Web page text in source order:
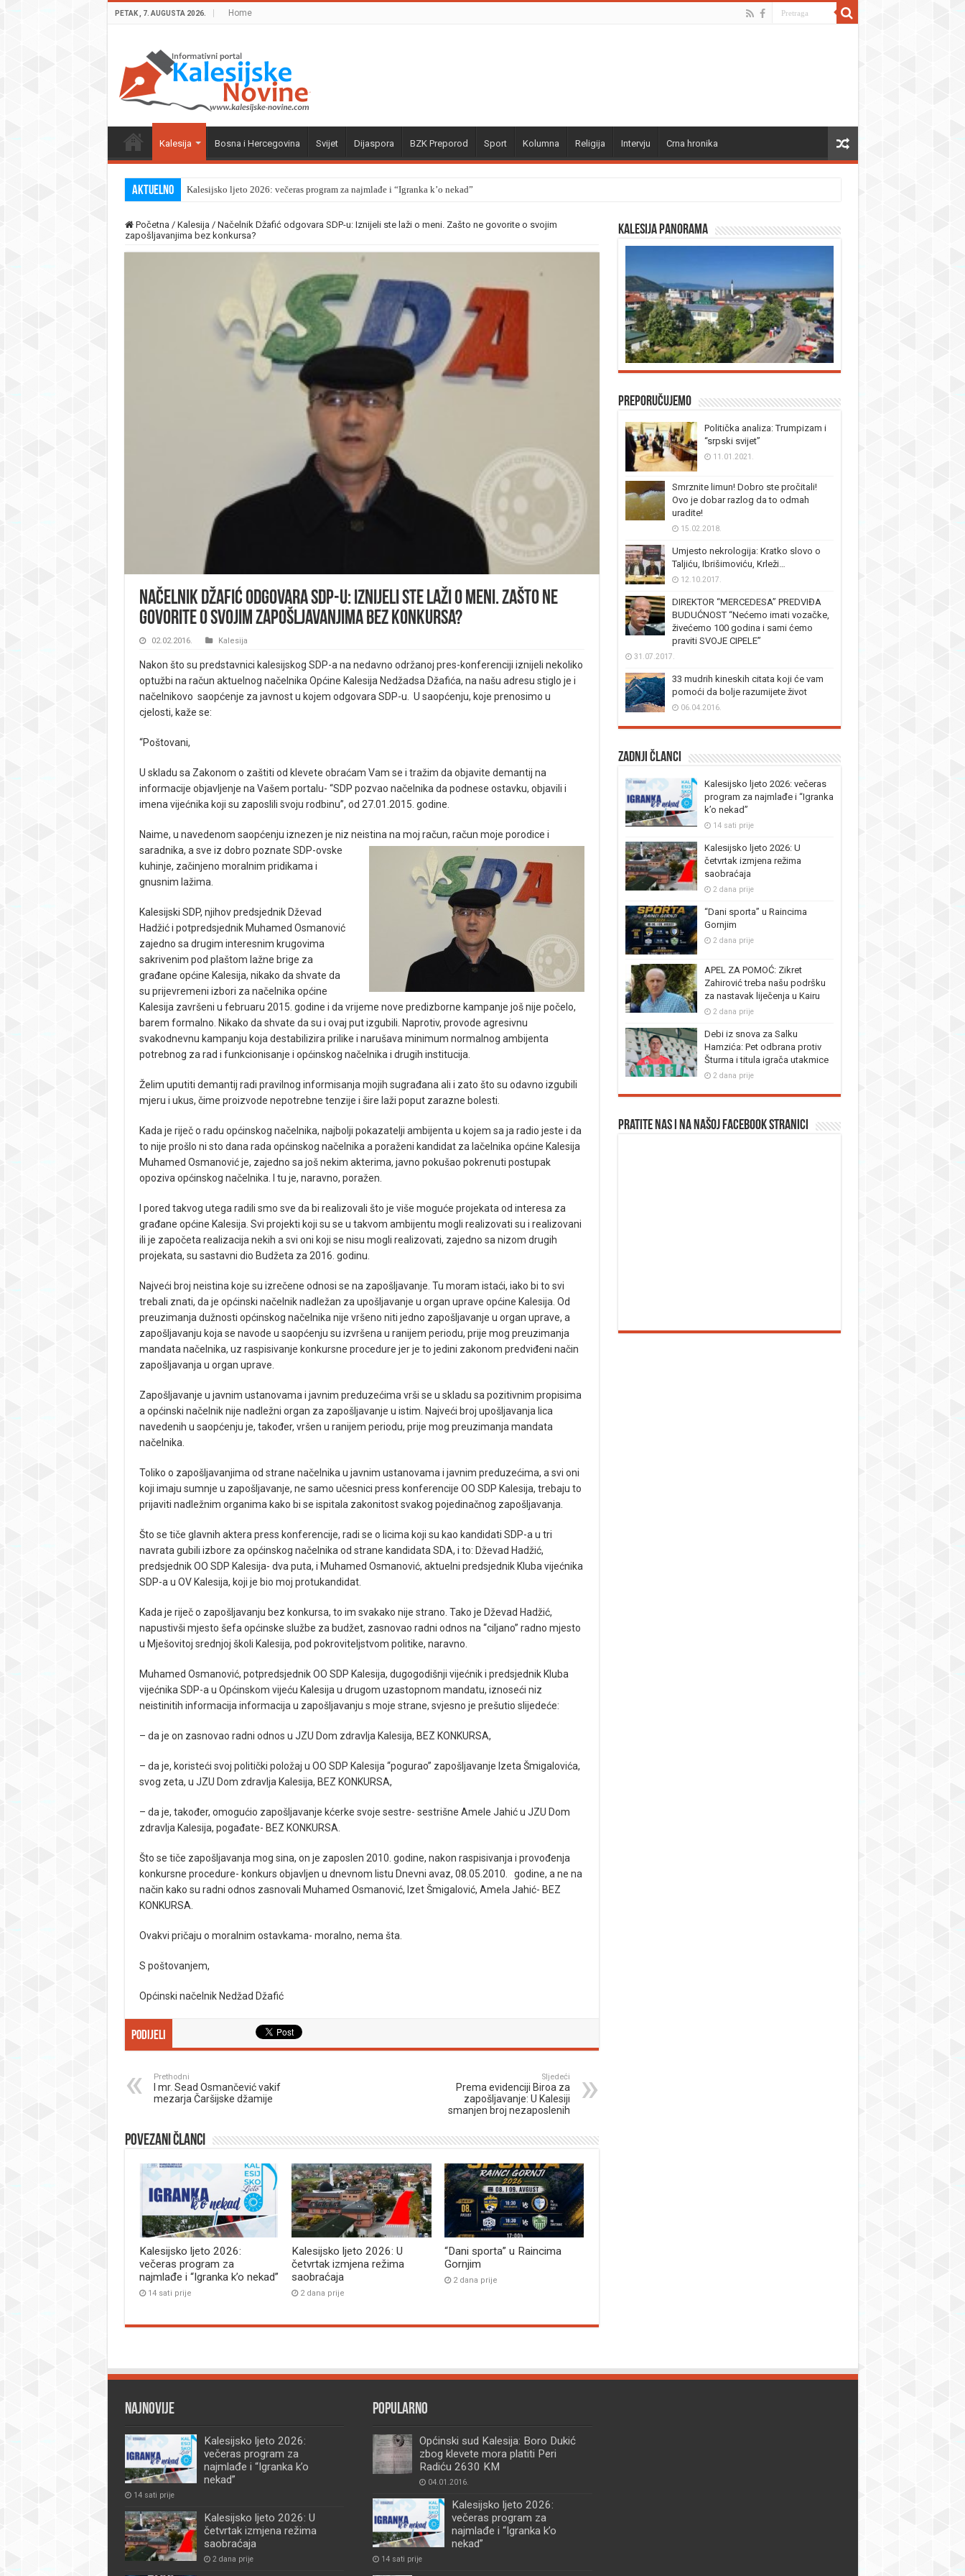
PETAK , 7. AUGUSTA 2026. Home
Kalesija Bosna i Hercegovina Svijet Dijaspora BZK Preporod Sport Kolumna Religija Intervju Crna hronika
Aktuelno Kalesijsko ljeto 2026: večeras program za najmlađe i “Igranka k’o nekad”
Početna / Kalesija / Načelnik Džafić odgovara SDP-u: Iznijeli ste laži o meni. Zašto ne govorite o svojim
zapošljavanjima bez konkursa?
Načelnik Džafić odgovara SDP-u: Iznijeli ste laži o meni. Zašto ne
govorite o svojim zapošljavanjima bez konkursa?
02.02.2016. Kalesija
Nakon što su predstavnici kalesijskog SDP-a na nedavno održanoj pres-konferenciji iznijeli nekoliko
optužbi na račun aktuelnog načelnika Općine Kalesija Nedžadsa Džafića, na našu adresu stiglo je i
načelnikovo saopćenje za javnost u kojem odgovara SDP-u. U saopćenju, koje prenosimo u
cjelosti, kaže se:
“Poštovani,
U skladu sa Zakonom o zaštiti od klevete obraćam Vam se i tražim da objavite demantij na
informacije objavljenje na Vašem portalu- “SDP pozvao načelnika da podnese ostavku, objavili i
imena vijećnika koji su zaposlili svoju rodbinu”, od 27.01.2015. godine.
Naime, u navedenom saopćenju iznezen je niz neistina na moj račun, račun moje porodice i
saradnika, a sve iz dobro poznate SDP-ovske
kuhinje, začinjeno moralnim pridikama i
gnusnim lažima.
Kalesijski SDP, njihov predsjednik Dževad
Hadžić i potpredsjednik Muhamed Osmanović
zajedno sa drugim interesnim krugovima
sakrivenim pod plaštom lažne brige za
građane općine Kalesija, nikako da shvate da
su prijevremeni izbori za načelnika općine
Kalesija završeni u februaru 2015. godine i da vrijeme nove predizborne kampanje još nije počelo,
barem formalno. Nikako da shvate da su i ovaj put izgubili. Naprotiv, provode agresivnu
svakodnevnu kampanju koja destabilizira prilike i narušava minimum normalnog ambijenta
potrebnog za rad i funkcionisanje i općinskog načelnika i drugih institucija.
Želim uputiti demantij radi pravilnog informisanja mojih sugrađana ali i zato što su odavno izgubili
mjeru i ukus, čime proizvode nepotrebne tenzije i šire laži poput zarazne bolesti.
Kada je riječ o radu općinskog načelnika, najbolji pokazatelji ambijenta u kojem sa ja radio jeste i da
to nije prošlo ni sto dana rada općinskog načelnika a poraženi kandidat za lačelnika općine Kalesija
Muhamed Osmanović je, zajedno sa još nekim akterima, javno pokušao pokrenuti postupak
opoziva općinskog načelnika. I tu je, naravno, poražen.
I pored takvog utega radili smo sve da bi realizovali što je više moguće projekata od interesa za
građane općine Kalesija. Svi projekti koji su se u takvom ambijentu mogli realizovati su i realizovani
ili je započeta realizacija nekih a svi oni koji se nisu mogli realizovati, zajedno sa nizom drugih
projekata, su sastavni dio Budžeta za 2016. godinu.
Najveći broj neistina koje su izrečene odnosi se na zapošljavanje. Tu moram istaći, iako bi to svi
trebali znati, da je općinski načelnik nadležan za upošljavanje u organ uprave općine Kalesija. Od
preuzimanja dužnosti općinskog načelnika nije vršeno niti jedno zapošljavanje u organ uprave, a
zapošljavanju koja se navode u saopćenju su izvršena u ranijem periodu, prije mog preuzimanja
mandata načelnika, uz raspisivanje konkursne procedure jer je to jedini zakonom predviđeni način
zapošljavanja u organ uprave.
Zapošljavanje u javnim ustanovama i javnim preduzećima vrši se u skladu sa pozitivnim propisima
a općinski načelnik nije nadležni organ za zapošljavanje u istim. Najveći broj upošljavanja lica
navedenih u saopćenju je, također, vršen u ranijem periodu, prije mog preuzimanja mandata
načelnika.
Toliko o zapošljavanjima od strane načelnika u javnim ustanovama i javnim preduzećima, a svi oni
koji imaju sumnje u zapošljavanje, ne samo učesnici press konferencije OO SDP Kalesija, trebaju to
prijaviti nadležnim organima kako bi se ispitala zakonitost svakog pojedinačnog zapošljavanja.
Što se tiče glavnih aktera press konferencije, radi se o licima koji su kao kandidati SDP-a u tri
navrata gubili izbore za općinskog načelnika od strane kandidata SDA, i to: Dževad Hadžić,
predsjednik OO SDP Kalesija- dva puta, i Muhamed Osmanović, aktuelni predsjednik Kluba vijećnika
SDP-a u OV Kalesija, koji je bio moj protukandidat.
Kada je riječ o zapošljavanju bez konkursa, to im svakako nije strano. Tako je Dževad Hadžić,
napustivši mjesto šefa općinske službe za budžet, zasnovao radni odnos na “ciljano” radno mjesto
u Mješovitoj srednjoj školi Kalesija, pod pokroviteljstvom politike, naravno.
Muhamed Osmanović, potpredsjednik OO SDP Kalesija, dugogodišnji vijećnik i predsjednik Kluba
vijećnika SDP-a u Općinskom vijeću Kalesija u drugom uzastopnom mandatu, iznoseći niz
neistinitih informacija informacija u zapošljavanju s moje strane, svjesno je prešutio slijedeće:
– da je on zasnovao radni odnos u JZU Dom zdravlja Kalesija, BEZ KONKURSA,
– da je, koristeći svoj politički položaj u OO SDP Kalesija “pogurao” zapošljavanje Izeta Šmigalovića,
svog zeta, u JZU Dom zdravlja Kalesija, BEZ KONKURSA,
– da je, također, omogućio zapošljavanje kćerke svoje sestre- sestrišne Amele Jahić u JZU Dom
zdravlja Kalesija, pogađate- BEZ KONKURSA.
Što se tiče zapošljavanja mog sina, on je zaposlen 2010. godine, nakon raspisivanja i provođenja
konkursne procedure- konkurs objavljen u dnevnom listu Dnevni avaz, 08.05.2010. godine, a ne na
način kako su radni odnos zasnovali Muhamed Osmanović, Izet Šmigalović, Amela Jahić- BEZ
KONKURSA.
Ovakvi pričaju o moralnim ostavkama- moralno, nema šta.
S poštovanjem,
Općinski načelnik Nedžad Džafić
Podijeli
Prethodni
I mr. Sead Osmančević vakif
mezarja Čaršijske džamije
Sljedeći
Prema evidenciji Biroa za
zapošljavanje: U Kalesiji
smanjen broj nezaposlenih
Povezani članci
Kalesijsko ljeto 2026:
večeras program za
najmlađe i “Igranka k’o nekad”
14 sati prije
Kalesijsko ljeto 2026: U
četvrtak izmjena režima
saobraćaja
2 dana prije
“Dani sporta” u Raincima
Gornjim
2 dana prije
Kalesija panorama
Preporučujemo
Politička analiza: Trumpizam i
“srpski svijet”
11.01.2021.
Smrznite limun! Dobro ste pročitali!
Ovo je dobar razlog da to odmah
uradite!
15.02.2018.
Umjesto nekrologija: Kratko slovo o
Taljiću, Ibrišimoviću, Krleži…
12.10.2017.
DIREKTOR “MERCEDESA” PREDVIĐA
BUDUĆNOST “Nećemo imati vozačke,
živećemo 100 godina i sami ćemo
praviti SVOJE CIPELE”
31.07.2017.
33 mudrih kineskih citata koji će vam
pomoći da bolje razumijete život
06.04.2016.
Zadnji članci
Kalesijsko ljeto 2026: večeras
program za najmlađe i “Igranka
k’o nekad”
14 sati prije
Kalesijsko ljeto 2026: U
četvrtak izmjena režima
saobraćaja
2 dana prije
“Dani sporta” u Raincima
Gornjim
2 dana prije
APEL ZA POMOĆ: Zikret
Zahirović treba našu podršku
za nastavak liječenja u Kairu
2 dana prije
Debi iz snova za Salku
Hamzića: Pet odbrana protiv
Šturma i titula igrača utakmice
2 dana prije
Pratite nas i na našoj facebook stranici
Najnovije
Kalesijsko ljeto 2026:
večeras program za
najmlađe i “Igranka k’o
nekad”
14 sati prije
Kalesijsko ljeto 2026: U
četvrtak izmjena režima
saobraćaja
2 dana prije
Popularno
Općinski sud Kalesija: Boro Dukić
zbog klevete mora platiti Peri
Radiću 2630 KM
04.01.2016.
Kalesijsko ljeto 2026:
večeras program za
najmlađe i “Igranka k’o
nekad”
14 sati prije